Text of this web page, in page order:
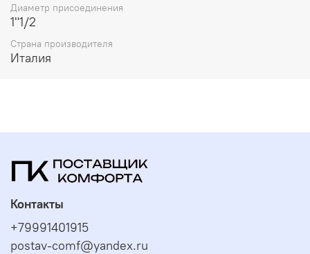
Диаметр присоединения
1"1/2
Страна производителя
Италия
Контакты
+79991401915
postav-comf@yandex.ru